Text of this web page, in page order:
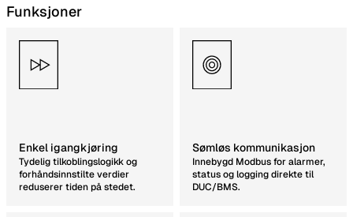
Funksjoner
Enkel igangkjøring
Tydelig tilkoblingslogikk og
forhåndsinnstilte verdier
reduserer tiden på stedet.
Sømløs kommunikasjon
Innebygd Modbus for alarmer,
status og logging direkte til
DUC/BMS.